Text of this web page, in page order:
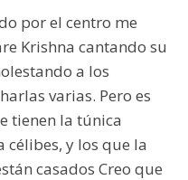
por el centro me
Krishna cantando su
a los
varias. Pero es
tienen la túnica
célibes, y los que la
casados Creo que